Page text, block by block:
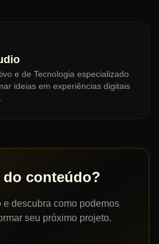
e de Tecnologia especializado
ideias em experiências digitais
do conteúdo?
e descubra como podemos
seu próximo projeto.